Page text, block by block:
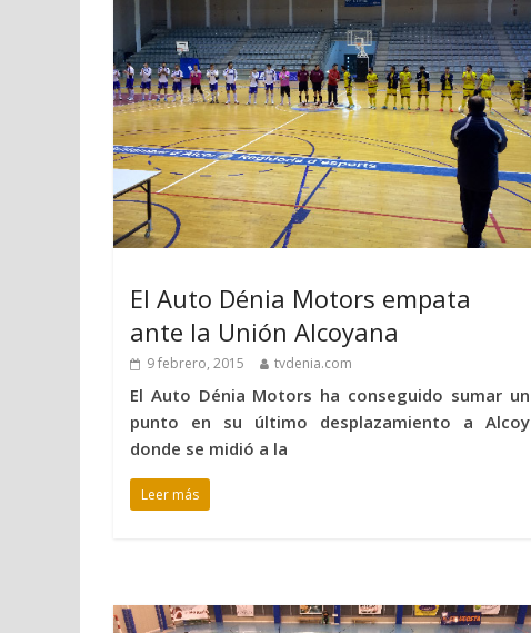
El Auto Dénia Motors empata
ante la Unión Alcoyana
9 febrero, 2015 tvdenia.com
El Auto Dénia Motors ha conseguido sumar un
punto en su último desplazamiento a Alcoy
donde se midió a la
Leer más